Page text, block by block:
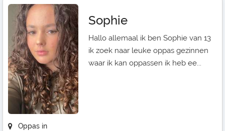
Oppas in
Sophie
Hallo allemaal ik ben Sophie van 13
ik zoek naar leuke oppas gezinnen
waar ik kan oppassen ik heb ee...